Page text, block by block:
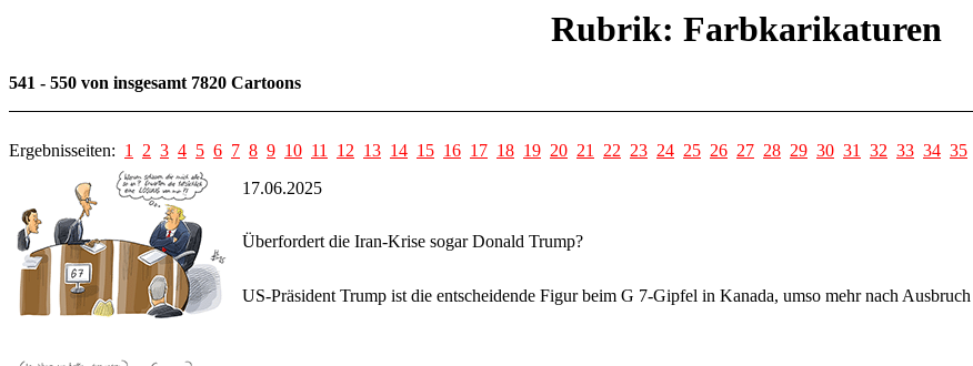
Rubrik: Farbkarikaturen
541 - 550 von insgesamt 7820 Cartoons
Ergebnisseiten: 1 2 3 4 5 6 7 8 9 10 11 12 13 14 15 16 17 18 19 20 21 22 23 24 25 26 27 28 29 30 31 32 33 34 35
17.06.2025
Überfordert die Iran-Krise sogar Donald Trump?
US-Präsident Trump ist die entscheidende Figur beim G 7-Gipfel in Kanada, umso mehr nach